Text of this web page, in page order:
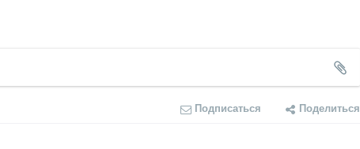
Подписаться Поделиться